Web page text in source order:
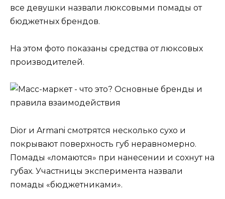
все девушки назвали люксовыми помады от
бюджетных брендов.
На этом фото показаны средства от люксовых
производителей.
Dior и Armani смотрятся несколько сухо и
покрывают поверхность губ неравномерно.
Помады «ломаются» при нанесении и сохнут на
губах. Участницы эксперимента назвали
помады «бюджетниками».